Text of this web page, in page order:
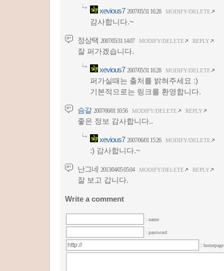
xevious7 2007/05/31 16:28 MODIFY/DELETE
감사합니다.~
정상택 2007/05/31 14:07 MODIFY/DELETE REPLY
잘 퍼가겠습니다.
xevious7 2007/05/31 16:28 MODIFY/DELETE
퍼가실때는 출처를 밝혀주세요 :)
기본적으로는 링크를 환영합니다.
슴갈 2007/06/01 10:56 MODIFY/DELETE REPLY
좋은 정보 감사합니다..
xevious7 2007/06/01 15:26 MODIFY/DELETE
:) 감사합니다.~
난그네 2013/04/05 05:04 MODIFY/DELETE REPLY
잘 보고 갑니다.
Write a comment
: name
: password
: